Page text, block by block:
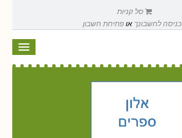
סל קניות
כניסה לחשבונך אופתיחת חשבון